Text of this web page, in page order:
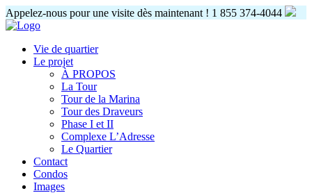
Appelez-nous pour une visite dès maintenant ! 1 855 374-4044
Vie de quartier
Le projet
À PROPOS
La Tour
Tour de la Marina
Tour des Draveurs
Phase I et II
Complexe L’Adresse
Le Quartier
Contact
Condos
Images